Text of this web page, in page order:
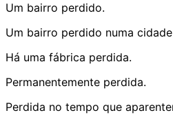
Um bairro perdido.
Um bairro perdido numa
Há uma fábrica perdida.
Permanentemente perdida.
Perdida no tempo que